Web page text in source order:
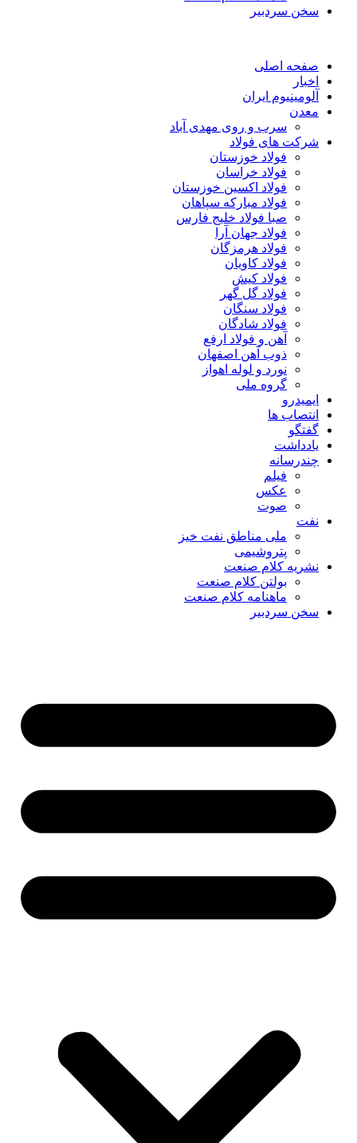
سخن سردبیر
صفحه اصلی
اخبار
آلومینیوم ایران
معدن
سرب و روی مهدی آباد
شرکت های فولاد
فولاد خوزستان
فولاد خراسان
فولاد اکسین خوزستان
فولاد مبارکه سپاهان
صبا فولاد خلیج فارس
فولاد جهان آرا
فولاد هرمزگان
فولاد کاویان
فولاد کیش
فولاد گل گهر
فولاد سنگان
فولاد شادگان
آهن و فولاد ارفع
ذوب آهن اصفهان
نورد و لوله اهواز
گروه ملی
ایمیدرو
انتصاب ها
گفتگو
یادداشت
چندرسانه
فیلم
عکس
صوت
نفت
ملی مناطق نفت خیز
پتروشیمی
نشریه کلام صنعت
بولتن کلام صنعت
ماهنامه کلام صنعت
سخن سردبیر